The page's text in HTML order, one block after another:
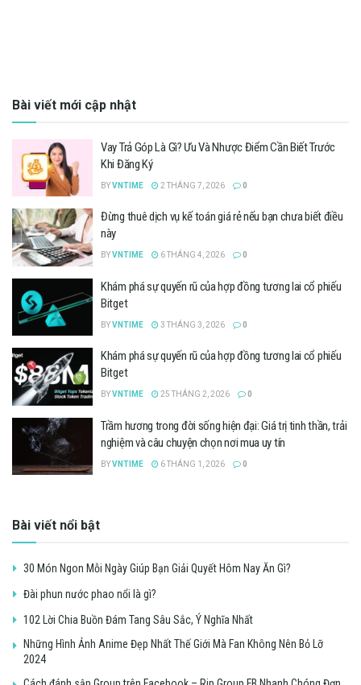
Bài viết mới cập nhật
Vay Trả Góp Là Gì? Ưu Và Nhược Điểm Cần Biết Trước
Khi Đăng Ký
BYVNTIME 2 THÁNG 7, 2026 0
Đừng thuê dịch vụ kế toán giá rẻ nếu bạn chưa biết điều
này
BYVNTIME 6 THÁNG 4, 2026 0
Khám phá sự quyến rũ của hợp đồng tương lai cổ phiếu
Bitget
BYVNTIME 3 THÁNG 3, 2026 0
Khám phá sự quyến rũ của hợp đồng tương lai cổ phiếu
Bitget
BYVNTIME 25 THÁNG 2, 2026 0
Trầm hương trong đời sống hiện đại: Giá trị tinh thần, trải
nghiệm và câu chuyện chọn nơi mua uy tín
BYVNTIME 6 THÁNG 1, 2026 0
Bài viết nổi bật
30 Món Ngon Mỗi Ngày Giúp Bạn Giải Quyết Hôm Nay Ăn Gì?
Đài phun nước phao nổi là gì?
102 Lời Chia Buồn Đám Tang Sâu Sắc, Ý Nghĩa Nhất
Những Hình Ảnh Anime Đẹp Nhất Thế Giới Mà Fan Không Nên Bỏ Lỡ
2024